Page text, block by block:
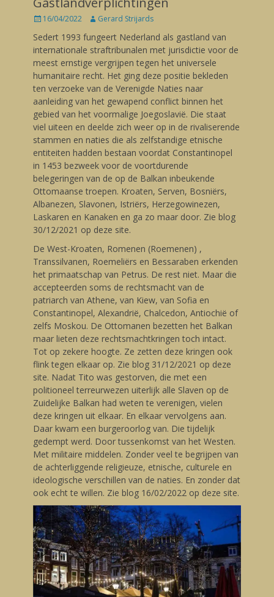
Posted
16/04/2022 Author
Gerard Strijards
Sedert 1993 fungeert Nederland als gastland van
internationale straftribunalen met jurisdictie voor de
meest ernstige vergrijpen tegen het universele
humanitaire recht. Het ging deze positie bekleden
ten verzoeke van de Verenigde Naties naar
aanleiding van het gewapend conflict binnen het
gebied van het voormalige Joegoslavië. Die staat
viel uiteen en deelde zich weer op in de rivaliserende
stammen en naties die als zelfstandige etnische
entiteiten hadden bestaan voordat Constantinopel
in 1453 bezweek voor de voortdurende
belegeringen van de op de Balkan inbeukende
Ottomaanse troepen. Kroaten, Serven, Bosniërs,
Albanezen, Slavonen, Istriërs, Herzegowinezen,
Laskaren en Kanaken en ga zo maar door. Zie blog
30/12/2021 op deze site.
De West-Kroaten, Romenen (Roemenen) ,
Transsilvanen, Roemeliërs en Bessaraben erkenden
het primaatschap van Petrus. De rest niet. Maar die
accepteerden soms de rechtsmacht van de
patriarch van Athene, van Kiew, van Sofia en
Constantinopel, Alexandrië, Chalcedon, Antiochië of
zelfs Moskou. De Ottomanen bezetten het Balkan
maar lieten deze rechtsmachtkringen toch intact.
Tot op zekere hoogte. Ze zetten deze kringen ook
flink tegen elkaar op. Zie blog 31/12/2021 op deze
site. Nadat Tito was gestorven, die met een
politioneel terreurwezen uiterlijk alle Slaven op de
Zuidelijke Balkan had weten te verenigen, vielen
deze kringen uit elkaar. En elkaar vervolgens aan.
Daar kwam een burgeroorlog van. Die tijdelijk
gedempt werd. Door tussenkomst van het Westen.
Met militaire middelen. Zonder veel te begrijpen van
de achterliggende religieuze, etnische, culturele en
ideologische verschillen van de naties. En zonder dat
ook echt te willen. Zie blog 16/02/2022 op deze site.